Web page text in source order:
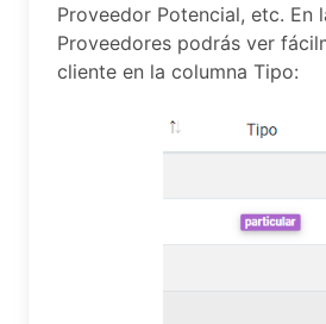
Proveedor Potencial, etc. En
Proveedores podrás ver
cliente en la columna Tipo: